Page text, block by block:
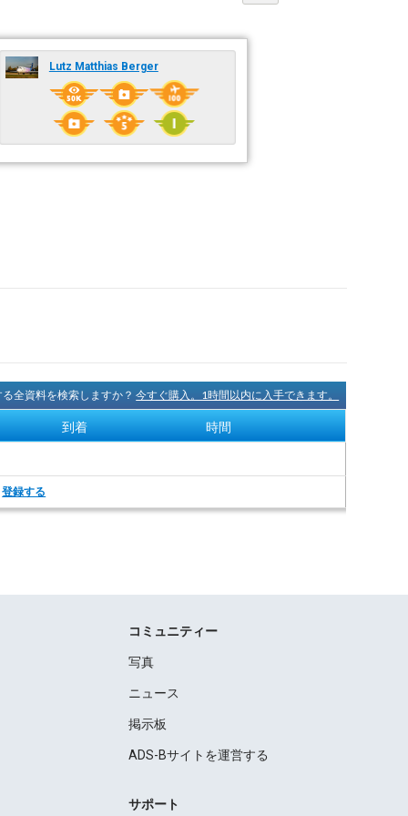
Lutz Matthias Berger
全資料を検索しますか？今すぐ購入。1時間以内に入手できます。
到着 時間
登録する
コミュニティー
写真
ニュース
掲示板
ADS-Bサイトを運営する
サポート